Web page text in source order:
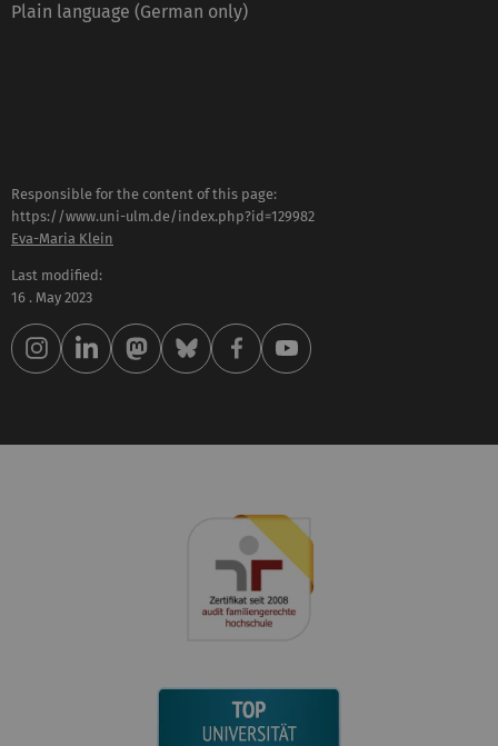
Plain language (German only)
Responsible for the content of this page:
https://www.uni-ulm.de/index.php?id=129982
Eva-Maria Klein
Last modified:
16 . May 2023